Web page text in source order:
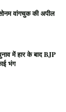
वांगचुक की अपील
में हार के बाद BJP
भंग